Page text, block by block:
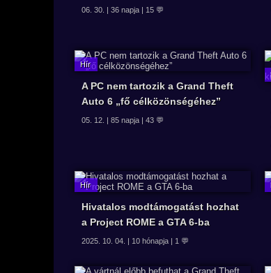
06. 30. | 36 napja | 15 💬
A PC nem tartozik a Grand Theft
Auto 6 „fő célközönségéhez”
05. 12. | 85 napja | 43 💬
Hivatalos modtámogatást hozhat
a Project ROME a GTA 6-ba
2025. 10. 04. | 10 hónapja | 1 💬